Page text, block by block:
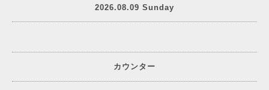
2026.08.09 Sunday
カウンター